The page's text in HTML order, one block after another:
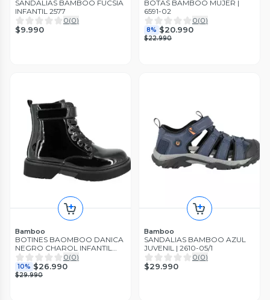
SANDALIAS BAMBOO FUCSIA
INFANTIL 2577
0(0)
$9.990
BOTAS BAMBOO MUJER |
6591-02
0(0)
8% $20.990
$22.990
Bamboo
BOTINES BAOMBOO DANICA
NEGRO CHAROL INFANTIL
1824-02
0(0)
10% $26.990
$29.990
Bamboo
SANDALIAS BAMBOO AZUL
JUVENIL | 2610-05/1
0(0)
$29.990